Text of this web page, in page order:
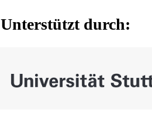
Unterstützt durch: